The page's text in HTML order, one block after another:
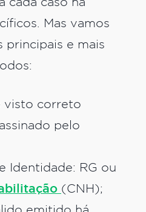
cada caso há
Mas vamos
principais e mais
visto correto
pelo
Identidade: RG ou
(CNH);